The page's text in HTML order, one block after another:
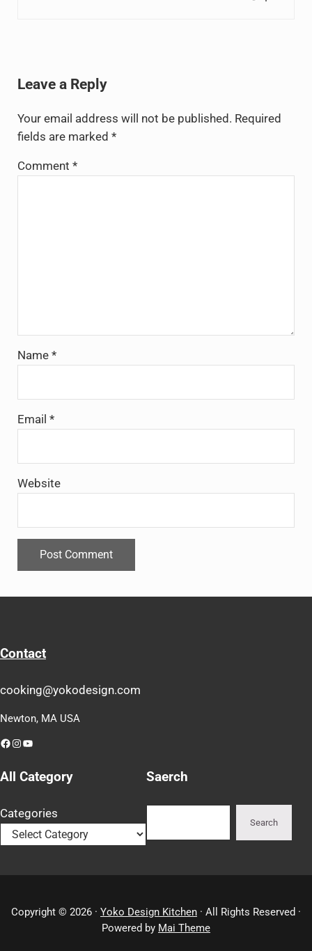
Leave a Reply
Your email address will not be published. Required
fields are marked *
Comment *
Name *
Email *
Website
Contact
cooking@yokodesign.com
Newton, MA USA
Facebook
Instagram
YouTube
All Category
Categories
Saerch
Search
Copyright © 2026 · Yoko Design Kitchen · All Rights Reserved ·
Powered by Mai Theme